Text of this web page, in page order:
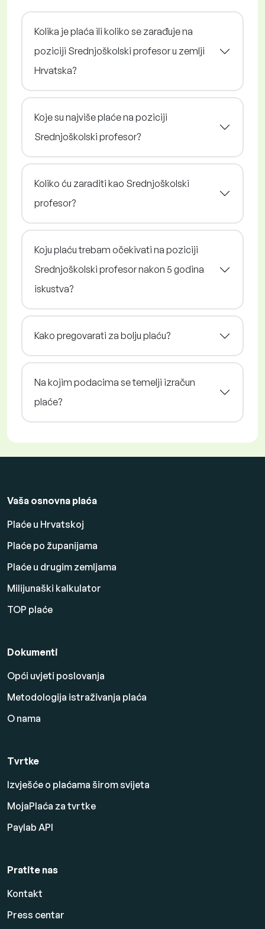
Kolika je plaća ili koliko se zarađuje na
poziciji Srednjoškolski profesor u zemlji
Hrvatska?
Koje su najviše plaće na poziciji
Srednjoškolski profesor?
Koliko ću zaraditi kao Srednjoškolski
profesor?
Koju plaću trebam očekivati na poziciji
Srednjoškolski profesor nakon 5 godina
iskustva?
Kako pregovarati za bolju plaću?
Na kojim podacima se temelji izračun
plaće?
Vaša osnovna plaća
Plaće u Hrvatskoj
Plaće po županijama
Plaće u drugim zemljama
Milijunaški kalkulator
TOP plaće
Dokumenti
Opći uvjeti poslovanja
Metodologija istraživanja plaća
O nama
Tvrtke
Izvješće o plaćama širom svijeta
MojaPlaća za tvrtke
Paylab API
Pratite nas
Kontakt
Press centar